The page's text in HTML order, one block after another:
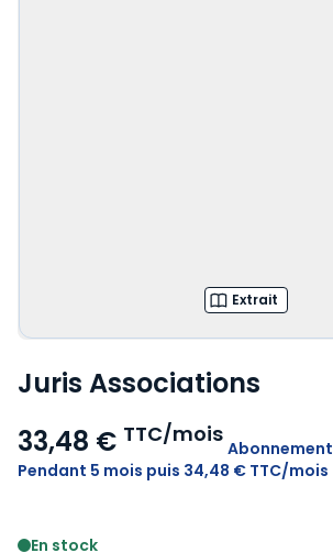
Extrait
Juris Associations
33,48 € TTC/mois
Abonnement
Pendant 5 mois puis 34,48 € TTC/mois
En stock